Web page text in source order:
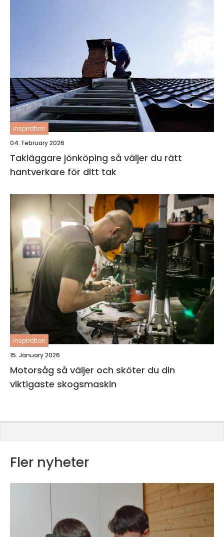
inspiration
04. February 2026
Takläggare jönköping så väljer du rätt
hantverkare för ditt tak
inspiration
15. January 2026
Motorsåg så väljer och sköter du din
viktigaste skogsmaskin
Fler nyheter